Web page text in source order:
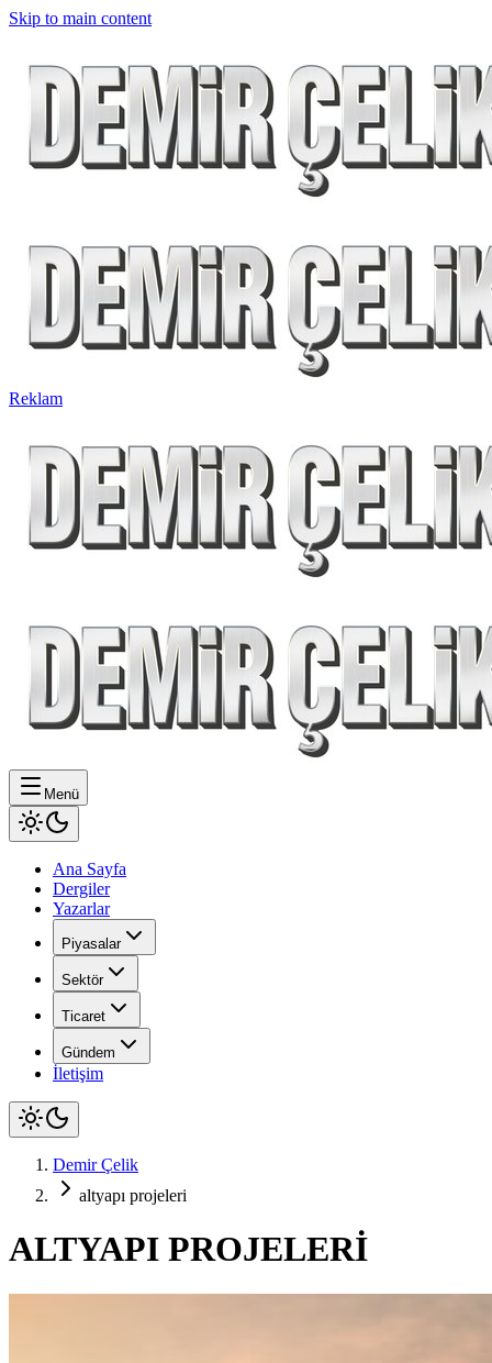
Skip to main content
Reklam
Menü
Ana Sayfa
Dergiler
Yazarlar
Piyasalar
Sektör
Ticaret
Gündem
İletişim
Demir Çelik
altyapı projeleri
ALTYAPI PROJELERİ